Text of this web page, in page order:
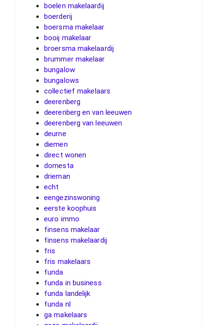
boelen makelaardij
boerderij
boersma makelaar
booij makelaar
broersma makelaardij
brummer makelaar
bungalow
bungalows
collectief makelaars
deerenberg
deerenberg en van leeuwen
deerenberg van leeuwen
deurne
diemen
direct wonen
domesta
drieman
echt
eengezinswoning
eerste koophuis
euro immo
finsens makelaar
finsens makelaardij
fris
fris makelaars
funda
funda in business
funda landelijk
funda nl
ga makelaars